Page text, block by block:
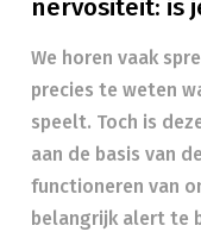
nervositeit: is
We horen vaak
precies te weten
speelt. Toch is
aan de basis van
functioneren van
belangrijk alert te